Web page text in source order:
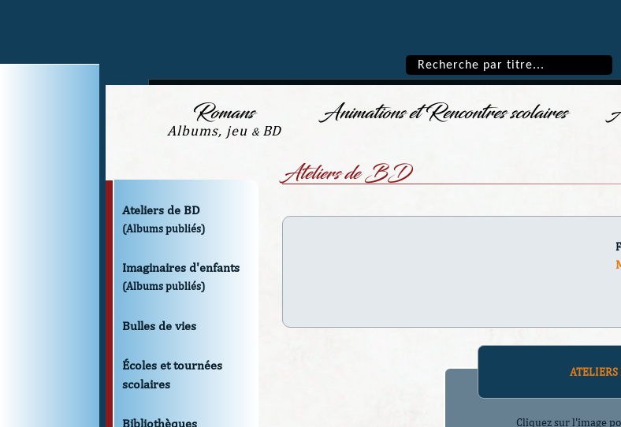
Romans
Albums, jeu &BD
Animations et Rencontres scolaires
Ateliers de BD
(Albums publiés)
Imaginaires d'enfants
(Albums publiés)
Bulles de vies
Écoles et tournées
scolaires
Bibliothèques
Ateliers de BD
ATELIERS
Cliquez sur l'image